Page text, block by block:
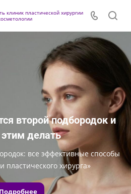
клиник пластической хирургии
второй подбородок и
этим делать
все эффективные способы
пластического хирурга»
Подробнее